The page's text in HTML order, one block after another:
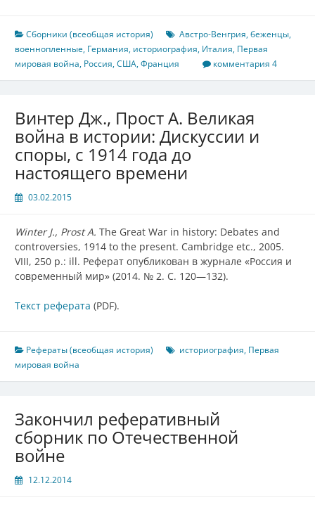
Сборники (всеобщая история) Австро-Венгрия,беженцы,
военнопленные, Германия, историография, Италия, Первая
мировая война, Россия,США,Франция комментария 4
Винтер Дж., Прост А. Великая
война в истории: Дискуссии и
споры, с 1914 года до
настоящего времени
03.02.2015
Winter J., Prost A. The Great War in history: Debates and
controversies, 1914 to the present. Cambridge etc., 2005.
VIII, 250 p.: ill. Реферат опубликован в журнале «Россия и
современный мир» (2014. № 2. С. 120—132).
Текст реферата (PDF).
Рефераты (всеобщая история) историография, Первая
мировая война
Закончил реферативный
сборник по Отечественной
войне
12.12.2014